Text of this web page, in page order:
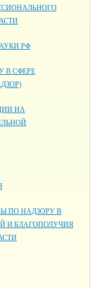
РФ
В СФЕРЕ
НА
ПО НАДЗОРУ В
И БЛАГОПОЛУЧИЯ